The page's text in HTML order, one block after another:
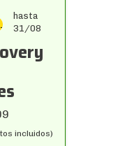
hasta
31/08
incluidos)